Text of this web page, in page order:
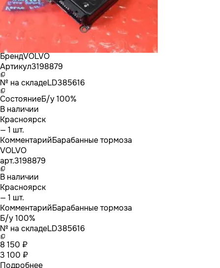
БрендVOLVO
Артикул3198879
№ на складеLD385616
СостояниеБ/у 100%
В наличии
Красноярск
— 1 шт.
КомментарийБарабанные тормоза
VOLVO
арт.3198879
В наличии
Красноярск
— 1 шт.
КомментарийБарабанные тормоза
Б/у 100%
№ на складеLD385616
8 150 ₽
3 100 ₽
Подробнее